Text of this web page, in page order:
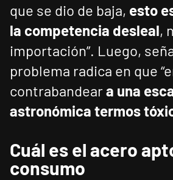
que se dio de baja, esto
la competencia desleal,
importación”. Luego,
problema radica en que
contrabandeara una
astronómica termos
Cuál es el acero
consumo